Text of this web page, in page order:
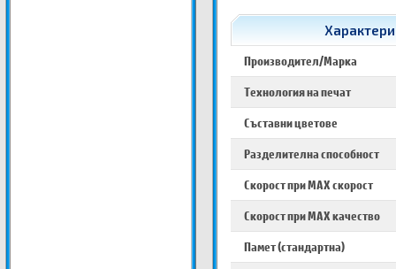
Производител/Марка
Технология на печат
Съставни цветове
Разделителна способност
Скорост при MAX скорост
Скорост при MAX качество
Памет (стандартна)